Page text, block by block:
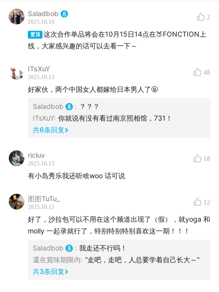
小黄和Molly是怎么认识的
哪些瞬间会觉得对方可以处
最喜欢对方身上哪些特质
女性如何平衡家庭和工作
我们再次联名啦
朋友可以相互鼓励多做尝试
联名服装：🍑
Saladbob
2025.10.14
2
置顶
这次合作单品将会在10月15日14点在🍑FONCTION上
线，大家感兴趣的话可以去看一下～
ITsXuY
2025.10.13
48
好家伙，两个中国女人都嫁给日本男人了🤬
Saladbob : ？？？
ITsXuY: 你就说有没有看过南京照相馆，731！
共6条回复
ricluv
2025.10.13
18
有小岛秀乐我还听啥woo 话可说
图图TuTu_
2025.10.13
12
好了，沙拉包可以不用在这个频道出现了（假），就yoga 和
molly 一起录就行了，特别特别特别喜欢这一期！！！
Saladbob : 我走还不行吗！
還在賞味期限內: “走吧，走吧，人总要学着自己长大～”
共3条回复